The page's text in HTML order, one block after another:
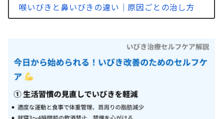
喉いびきと鼻いびきの違い｜原因ごとの治し方